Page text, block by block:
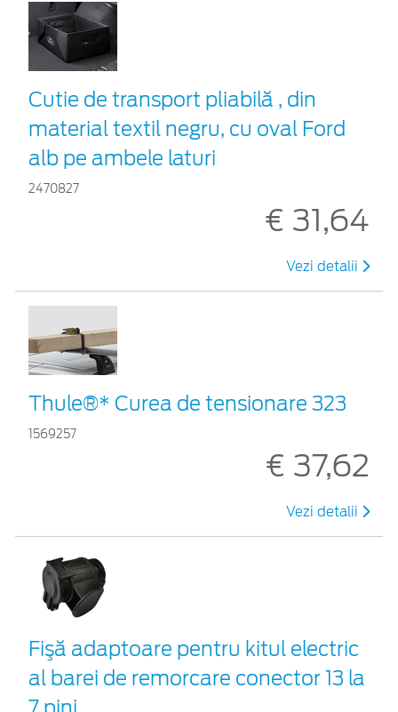
Cutie de transport pliabilă , din
material textil negru, cu oval Ford
alb pe ambele laturi
2470827
€ 31,64
Vezi detalii
Thule®* Curea de tensionare 323
1569257
€ 37,62
Vezi detalii
Fişă adaptoare pentru kitul electric
al barei de remorcare conector 13 la
7 pini